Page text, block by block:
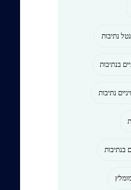
נתיבות
בנתיבות
נתיבות
בנתיבות